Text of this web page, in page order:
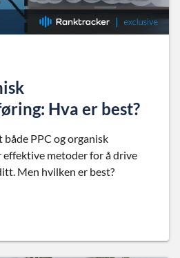
Hva er best?
PPC og organisk
metoder for å drive
Men hvilken er best?